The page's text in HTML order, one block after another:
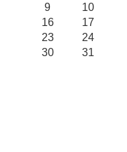
9
10
16
17
23
24
30
31